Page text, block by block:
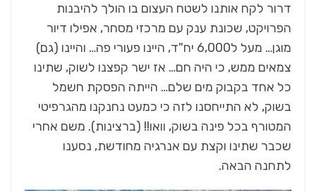
דרור לקח אותנו לשטח העצום בו הולך להיבנות
הפרויקט, שכונת ענק עם מרכזי מסחר, אפילו דיור
מוגן… מעל ל6,000 יח"ד, היינו פעורי פה… והיינו (גם)
צמאים ממש, כי היה חם… אז ישר קפצנו לשוק, שתינו
כל אחד בקבוק מים שלם… הייתה הפסקת חשמל
בשוק, לא התייחסנו לזה כי כמעט נחנקנו מהגרפיטי
המטורף בכל פינה בשוק, וואו!! (ברצינות). משם אחרי
שכבר שתינו וקצת עם אנרגיה מחודשת, נסענו
לתחנה הבאה.